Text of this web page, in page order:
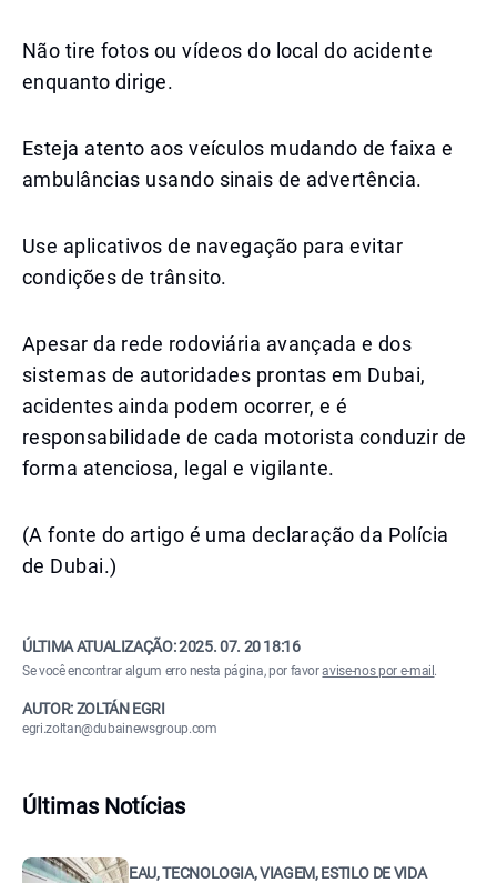
Não tire fotos ou vídeos do local do acidente
enquanto dirige.
Esteja atento aos veículos mudando de faixa e
ambulâncias usando sinais de advertência.
Use aplicativos de navegação para evitar
condições de trânsito.
Apesar da rede rodoviária avançada e dos
sistemas de autoridades prontas em Dubai,
acidentes ainda podem ocorrer, e é
responsabilidade de cada motorista conduzir de
forma atenciosa, legal e vigilante.
(A fonte do artigo é uma declaração da Polícia
de Dubai.)
ÚLTIMA ATUALIZAÇÃO:2025. 07. 20 18:16
Se você encontrar algum erro nesta página, por favoravise-nos por e-mail .
AUTOR: ZOLTÁN EGRI
egri.zoltan@dubainewsgroup.com
Últimas Notícias
EAU, TECNOLOGIA, VIAGEM, ESTILO DE VIDA